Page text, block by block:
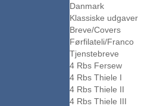
Danmark
Klassiske udgaver
Breve/Covers
Førfilateli/Franco
Tjenstebreve
4 Rbs Fersew
4 Rbs Thiele I
4 Rbs Thiele II
4 Rbs Thiele III